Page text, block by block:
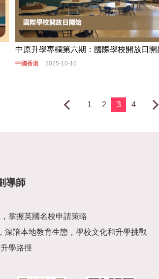
中原升學專欄第六期：國際學校開放日開
中國香港 2025-10-10
1 2 3 4
導師
掌握英國名校申請策略
深諳本地教育生態，學校文化和升學挑戰
學路徑